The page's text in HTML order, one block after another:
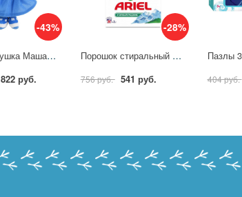
-43%
Мягкая игрушка Маша-морячка 29 см. (м/ф "Маша и Медведь") озвуч. руссифиц. Мульти-пульти V92482/30A
822 руб.
-28%
Порошок стиральный Ariel Аква Пудра Горный родник автом 3кг д/бел бел 554128
756 руб. 541 руб. 404 руб.